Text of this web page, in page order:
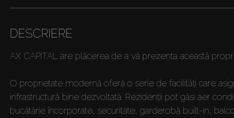
DESCRIERE
AX CAPITAL are plăcerea de a vă prezenta această
O proprietate modernă oferă o serie de facilități care
infrastructură bine dezvoltată. Rezidenții pot găsi aer
bucătărie încorporate, securitate, garderobă built-in,